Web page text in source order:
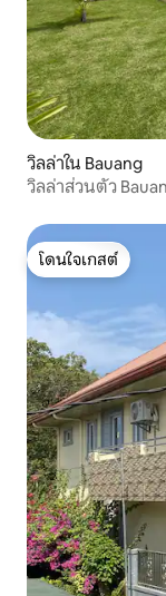
วิลล่าใน Bauang
วิลล่าส่วนตัว
โดนใจเกสต์
โดนใจเกสต์